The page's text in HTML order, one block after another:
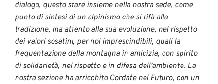
dialogo, questo stare insieme nella nostra sede, come
punto di sintesi di un alpinismo che si rifà alla
tradizione, ma attento alla sua evoluzione, nel rispetto
dei valori sosatini, per noi imprescindibili, quali la
frequentazione della montagna in amicizia, con spirito
di solidarietà, nel rispetto e in difesa dell’ambiente. La
nostra sezione ha arricchito Cordate nel Futuro, con un